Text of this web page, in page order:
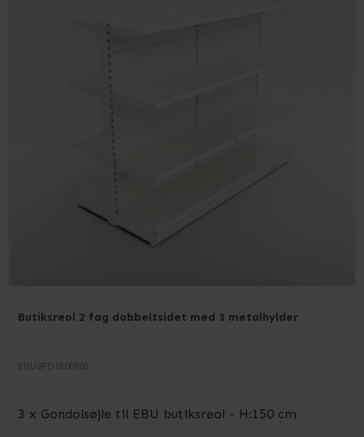
Butiksreol 2 fag dobbeltsidet med 3 metalhylder
EBU2FD1500903
3 x Gondolsøjle til EBU butiksreol - H:150 cm